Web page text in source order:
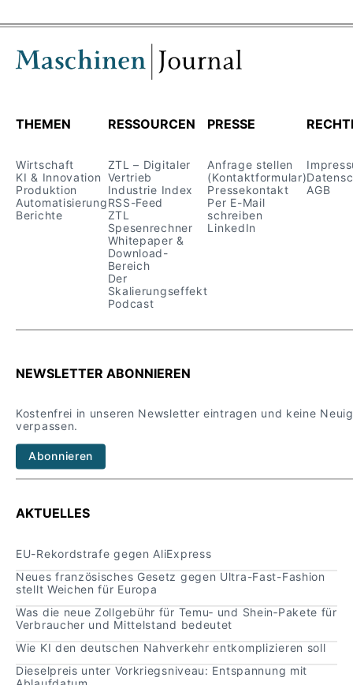
THEMEN
Wirtschaft
KI & Innovation
Produktion
Automatisierung
Berichte
RESSOURCEN
ZTL – Digitaler
Vertrieb
Industrie Index
RSS-Feed
ZTL
Spesenrechner
Whitepaper &
Download-
Bereich
Der
Skalierungseffekt
Podcast
PRESSE
Anfrage stellen
(Kontaktformular)
Pressekontakt
Per E-Mail
schreiben
LinkedIn
AGB
NEWSLETTER ABONNIEREN
Kostenfrei in unseren Newsletter eintragen und keine
verpassen.
Abonnieren
AKTUELLES
EU-Rekordstrafe gegen AliExpress
Neues französisches Gesetz gegen Ultra-Fast-Fashion
stellt Weichen für Europa
Was die neue Zollgebühr für Temu‑ und Shein‑Pakete für
Verbraucher und Mittelstand bedeutet
Wie KI den deutschen Nahverkehr entkomplizieren soll
Dieselpreis unter Vorkriegsniveau: Entspannung mit